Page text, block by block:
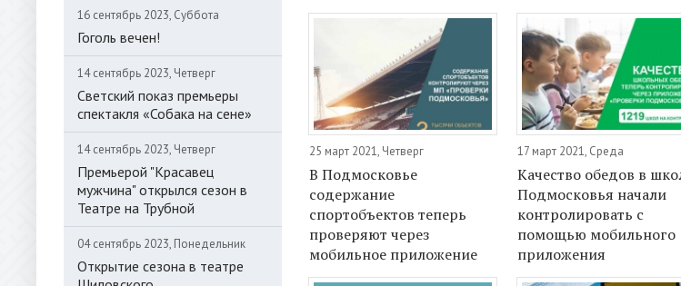
16 сентябрь 2023, Суббота
Гоголь вечен!
14 сентябрь 2023, Четверг
Светский показ премьеры
спектакля «Собака на сене»
14 сентябрь 2023, Четверг
Премьерой "Красавец
мужчина" открылся сезон в
Театре на Трубной
04 сентябрь 2023, Понедельник
Открытие сезона в театре
25 март 2021, Четверг
В Подмосковье
содержание
спортобъектов теперь
проверяют через
мобильное приложение
17 март 2021, Среда
Качество обедов в
Подмосковья начали
контролировать с
помощью мобильного
приложения